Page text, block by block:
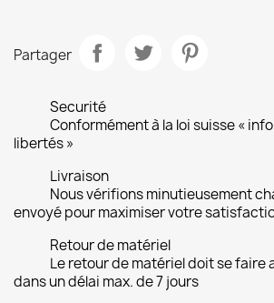
Partager
Securité
Conformément à la loi suisse «
libertés »
Livraison
Nous vérifions minutieusement
envoyé pour maximiser votre
Retour de matériel
Le retour de matériel doit se faire
dans un délai max. de 7 jours